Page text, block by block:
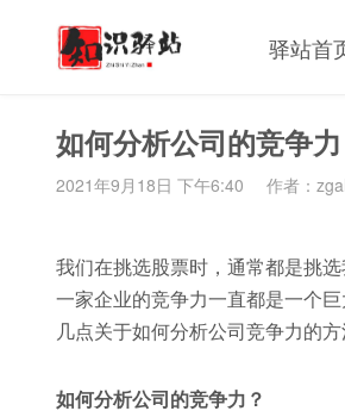
驿站首
如何分析公司的竞争
2021年9月18日 下午6:40 作者：
我们在挑选股票时，通常都是挑
一家企业的竞争力一直都是一个
几点关于如何分析公司竞争力的方
如何分析公司的竞争力？